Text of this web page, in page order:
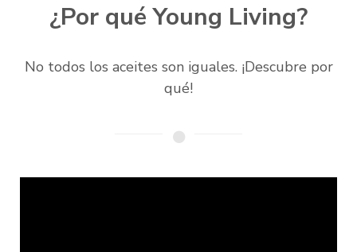
¿Por qué Young Living?
No todos los aceites son iguales. ¡Descubre por
qué!